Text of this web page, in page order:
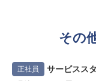
その
正社員 サービスス